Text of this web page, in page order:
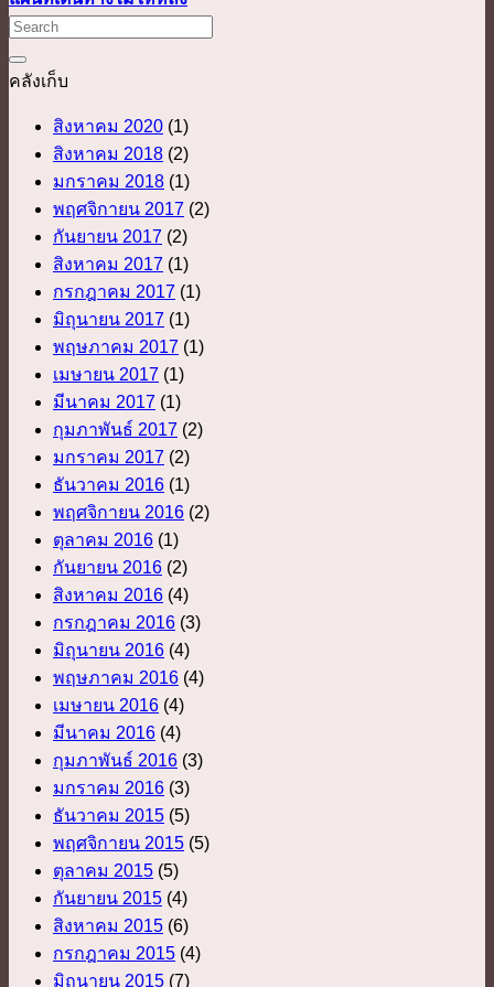
คลังเก็บ
สิงหาคม 2020 (1)
สิงหาคม 2018 (2)
มกราคม 2018 (1)
พฤศจิกายน 2017 (2)
กันยายน 2017 (2)
สิงหาคม 2017 (1)
กรกฎาคม 2017 (1)
มิถุนายน 2017 (1)
พฤษภาคม 2017 (1)
เมษายน 2017 (1)
มีนาคม 2017 (1)
กุมภาพันธ์ 2017 (2)
มกราคม 2017 (2)
ธันวาคม 2016 (1)
พฤศจิกายน 2016 (2)
ตุลาคม 2016 (1)
กันยายน 2016 (2)
สิงหาคม 2016 (4)
กรกฎาคม 2016 (3)
มิถุนายน 2016 (4)
พฤษภาคม 2016 (4)
เมษายน 2016 (4)
มีนาคม 2016 (4)
กุมภาพันธ์ 2016 (3)
มกราคม 2016 (3)
ธันวาคม 2015 (5)
พฤศจิกายน 2015 (5)
ตุลาคม 2015 (5)
กันยายน 2015 (4)
สิงหาคม 2015 (6)
กรกฎาคม 2015 (4)
มิถุนายน 2015 (7)